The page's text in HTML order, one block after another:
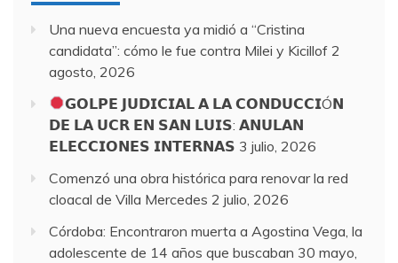
Una nueva encuesta ya midió a “Cristina
candidata”: cómo le fue contra Milei y Kicillof 2
agosto, 2026
𝗚𝗢𝗟𝗣𝗘 𝗝𝗨𝗗𝗜𝗖𝗜𝗔𝗟 𝗔 𝗟𝗔 𝗖𝗢𝗡𝗗𝗨𝗖𝗖𝗜Ó𝗡
𝗗𝗘 𝗟𝗔 𝗨𝗖𝗥 𝗘𝗡 𝗦𝗔𝗡 𝗟𝗨𝗜𝗦: 𝗔𝗡𝗨𝗟𝗔𝗡
𝗘𝗟𝗘𝗖𝗖𝗜𝗢𝗡𝗘𝗦 𝗜𝗡𝗧𝗘𝗥𝗡𝗔𝗦 3 julio, 2026
Comenzó una obra histórica para renovar la red
cloacal de Villa Mercedes 2 julio, 2026
Córdoba: Encontraron muerta a Agostina Vega, la
adolescente de 14 años que buscaban 30 mayo,